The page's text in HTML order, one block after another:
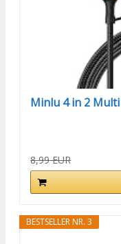
Minlu 4 in 2 Multi
8,99 EUR
BESTSELLER NR. 3